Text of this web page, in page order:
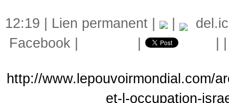
12:19 | Lien permanent
Facebook
http://www.lepouvoirmondial.com/
et-l-occupation-